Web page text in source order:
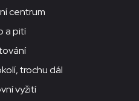
centrum
a pití
trochu dál
vyžití